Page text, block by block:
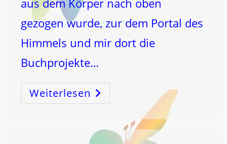
aus dem Körper nach oben
gezogen wurde, zur dem Portal des
Himmels und mir dort die
Buchprojekte…
Weiterlesen FASZINATION
SCHÖPFUNGSZYKLUS!